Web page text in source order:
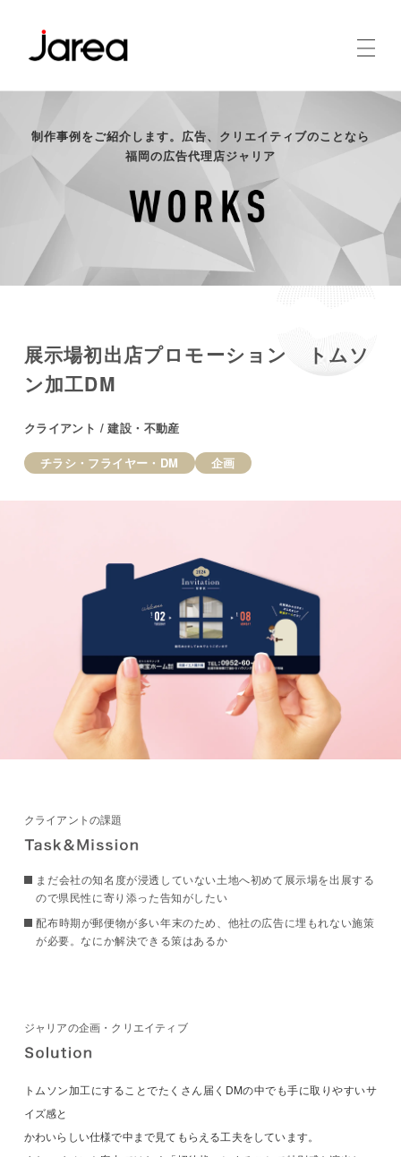
制作事例をご紹介します。広告、クリエイティブのことなら
福岡の広告代理店ジャリア
展示場初出店プロモーション トムソ
ン加工DM
クライアント / 建設・不動産
チラシ・フライヤー・DM 企画
クライアントの課題
まだ会社の知名度が浸透していない土地へ初めて展示場を出展する
ので県民性に寄り添った告知がしたい
配布時期が郵便物が多い年末のため、他社の広告に埋もれない施策
が必要。なにか解決できる策はあるか
ジャリアの企画・クリエイティブ
トムソン加工にすることでたくさん届くDMの中でも手に取りやすいサ
イズ感と
かわいらしい仕様で中まで見てもらえる工夫をしています。